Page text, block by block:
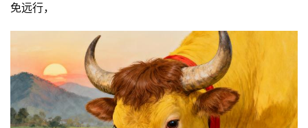
免远行，